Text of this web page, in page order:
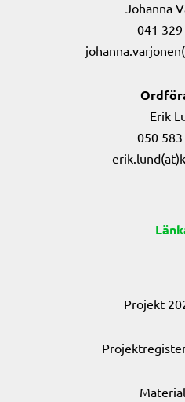
Johanna
041
Erik
050 583
Projekt